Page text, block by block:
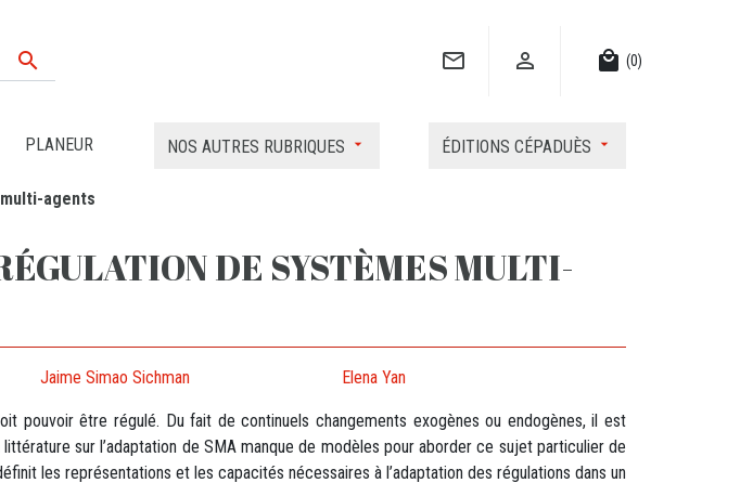
   local_mall (0)
PLANEUR NOS AUTRES RUBRIQUES ÉDITIONS CÉPADUÈS
agents
DE SYSTÈMES MULTI-
Jaime Simao Sichman Elena Yan
pouvoir être régulé. Du fait de continuels changements exogènes ou endogènes, il est
sur l’adaptation de SMA manque de modèles pour aborder ce sujet particulier de
les représentations et les capacités nécessaires à l’adaptation des régulations dans un